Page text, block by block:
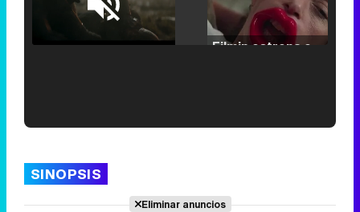
Unmute /
Loaded:
25.30%
SINOPSIS
Eliminar anuncios